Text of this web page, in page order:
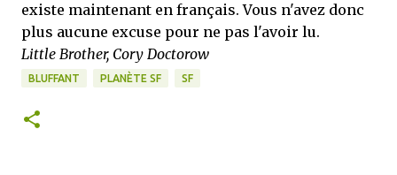
existe maintenant en français. Vous n'avez donc
plus aucune excuse pour ne pas l'avoir lu.
Little Brother, Cory Doctorow
BLUFFANT PLANÈTE SF SF